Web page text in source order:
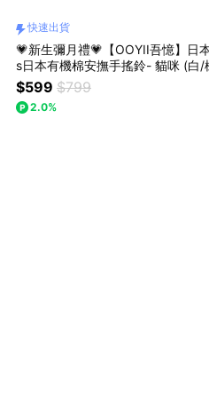
快速出貨
💗新生彌月禮💗【OOYII吾憶】日
s日本有機棉安撫手搖鈴- 貓咪 (白/
禮、彌月禮、懷孕禮｜【快速出貨】
$599 $799
2.0%